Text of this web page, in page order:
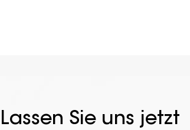
Sie uns jetzt